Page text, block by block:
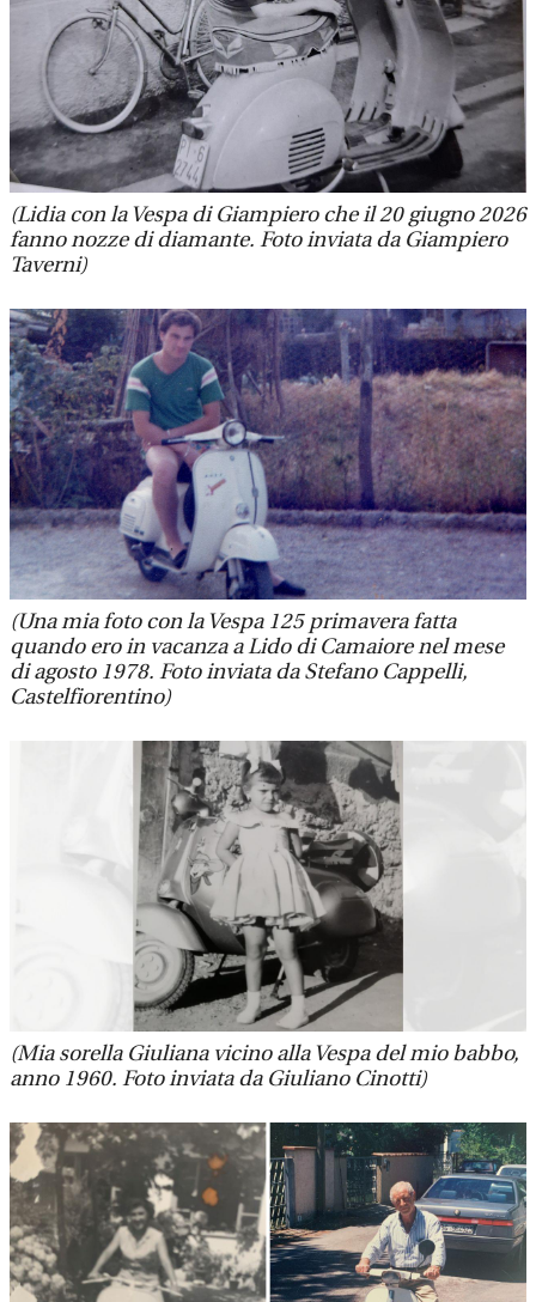
(Lidia con la Vespa di Giampiero che il 20 giugno 2026
fanno nozze di diamante. Foto inviata da Giampiero
Taverni)
(Una mia foto con la Vespa 125 primavera fatta
quando ero in vacanza a Lido di Camaiore nel mese
di agosto 1978. Foto inviata da Stefano Cappelli,
Castelfiorentino)
(Mia sorella Giuliana vicino alla Vespa del mio babbo,
anno 1960. Foto inviata da Giuliano Cinotti)